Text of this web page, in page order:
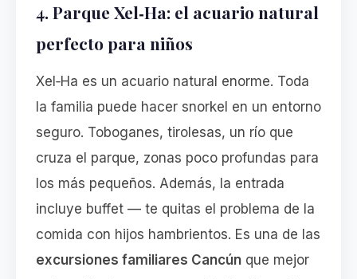
4. Parque Xel‑Ha: el acuario natural
perfecto para niños
Xel‑Ha es un acuario natural enorme. Toda
la familia puede hacer snorkel en un entorno
seguro. Toboganes, tirolesas, un río que
cruza el parque, zonas poco profundas para
los más pequeños. Además, la entrada
incluye buffet — te quitas el problema de la
comida con hijos hambrientos. Es una de las
excursiones familiares Cancún que mejor